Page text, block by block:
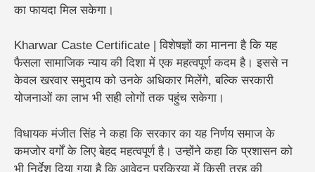
का फायदा मिल सकेगा।
Kharwar Caste Certificate | विशेषज्ञों का मानना है कि यह
फैसला सामाजिक न्याय की दिशा में एक महत्वपूर्ण कदम है। इससे न
केवल खरवार समुदाय को उनके अधिकार मिलेंगे, बल्कि सरकारी
योजनाओं का लाभ भी सही लोगों तक पहुंच सकेगा।
विधायक मंजीत सिंह ने कहा कि सरकार का यह निर्णय समाज के
कमजोर वर्गों के लिए बेहद महत्वपूर्ण है। उन्होंने कहा कि प्रशासन को
भी निर्देश दिया गया है कि आवेदन प्रक्रिया में किसी तरह की